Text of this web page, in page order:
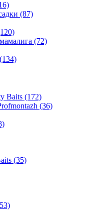
(87)
(72)
Baits (172)
(36)
(35)